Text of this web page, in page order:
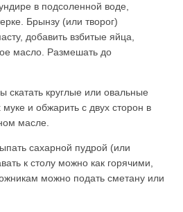
в подсоленной воде,
Брынзу (или творог)
добавить взбитые яйца,
масло. Размешать до
скатать круглые или овальные
и обжарить с двух сторон в
масле.
сахарной пудрой (или
к столу можно как горячими,
можно подать сметану или